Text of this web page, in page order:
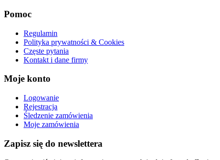
Pomoc
Regulamin
Polityka prywatności & Cookies
Częste pytania
Kontakt i dane firmy
Moje konto
Logowanie
Rejestracja
Śledzenie zamówienia
Moje zamówienia
Zapisz się do newslettera